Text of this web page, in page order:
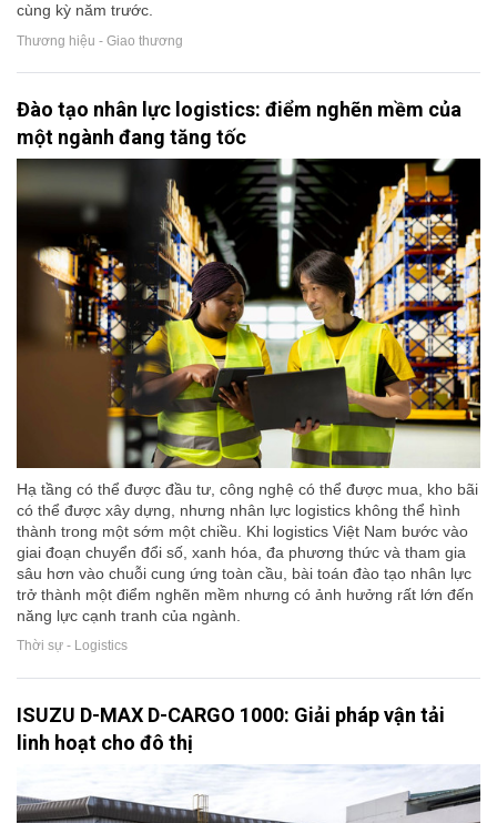
cùng kỳ năm trước.
Thương hiệu - Giao thương
Đào tạo nhân lực logistics: điểm nghẽn mềm của
một ngành đang tăng tốc
Hạ tầng có thể được đầu tư, công nghệ có thể được mua, kho bãi
có thể được xây dựng, nhưng nhân lực logistics không thể hình
thành trong một sớm một chiều. Khi logistics Việt Nam bước vào
giai đoạn chuyển đổi số, xanh hóa, đa phương thức và tham gia
sâu hơn vào chuỗi cung ứng toàn cầu, bài toán đào tạo nhân lực
trở thành một điểm nghẽn mềm nhưng có ảnh hưởng rất lớn đến
năng lực cạnh tranh của ngành.
Thời sự - Logistics
ISUZU D-MAX D-CARGO 1000: Giải pháp vận tải
linh hoạt cho đô thị